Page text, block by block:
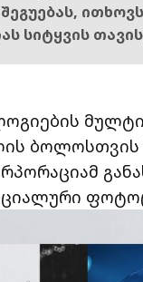
სიტყვის
ბოლოსთვის